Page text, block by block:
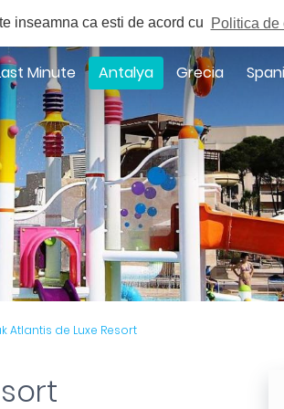
inseamna ca esti de acord cu Politica de
Atlantis de Luxe Resort
Minute Antalya Grecia